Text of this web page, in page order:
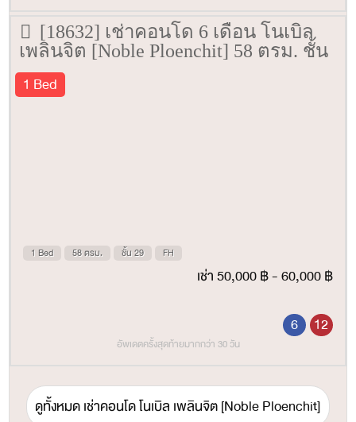
[18632] เช่าคอนโด 6 เดือน โนเบิล
เพลินจิต [Noble Ploenchit] 58 ตรม. ชั้น
29
1 Bed
1 Bed 58 ตรม. ชั้น 29 FH
เช่า 50,000 ฿ - 60,000 ฿
6 12
อัพเดตครั้งสุดท้ายมากกว่า 30 วัน
ดูทั้งหมด เช่าคอนโด โนเบิล เพลินจิต [Noble Ploenchit]